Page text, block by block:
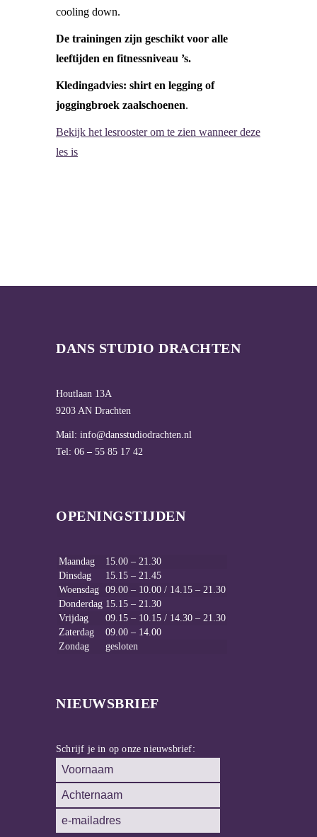
cooling down.
De trainingen zijn geschikt voor alle
leeftijden en fitnessniveau ’s.
Kledingadvies: shirt en legging of
joggingbroek zaalschoenen.
Bekijk het lesrooster om te zien wanneer deze
les is
DANS STUDIO DRACHTEN
Houtlaan 13A
9203 AN Drachten
Mail: info@dansstudiodrachten.nl
Tel: 06 – 55 85 17 42
OPENINGSTIJDEN
Maandag
15.00 – 21.30
Dinsdag
15.15 – 21.45
Woensdag 09.00 – 10.00 / 14.15 – 21.30
Donderdag 15.15 – 21.30
Vrijdag
09.15 – 10.15 / 14.30 – 21.30
Zaterdag
09.00 – 14.00
Zondag
gesloten
NIEUWSBRIEF
Schrijf je in op onze nieuwsbrief: